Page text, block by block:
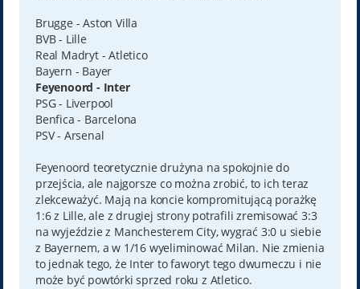
Brugge - Aston Villa
BVB - Lille
Real Madryt - Atletico
Bayern - Bayer
Feyenoord - Inter
PSG - Liverpool
Benfica - Barcelona
PSV - Arsenal
Feyenoord teoretycznie drużyna na spokojnie do
przejścia, ale najgorsze co można zrobić, to ich teraz
zlekceważyć. Mają na koncie kompromitującą porażkę
1:6 z Lille, ale z drugiej strony potrafili zremisować 3:3
na wyjeździe z Manchesterem City, wygrać 3:0 u siebie
z Bayernem, a w 1/16 wyeliminować Milan. Nie zmienia
to jednak tego, że Inter to faworyt tego dwumeczu i nie
może być powtórki sprzed roku z Atletico.